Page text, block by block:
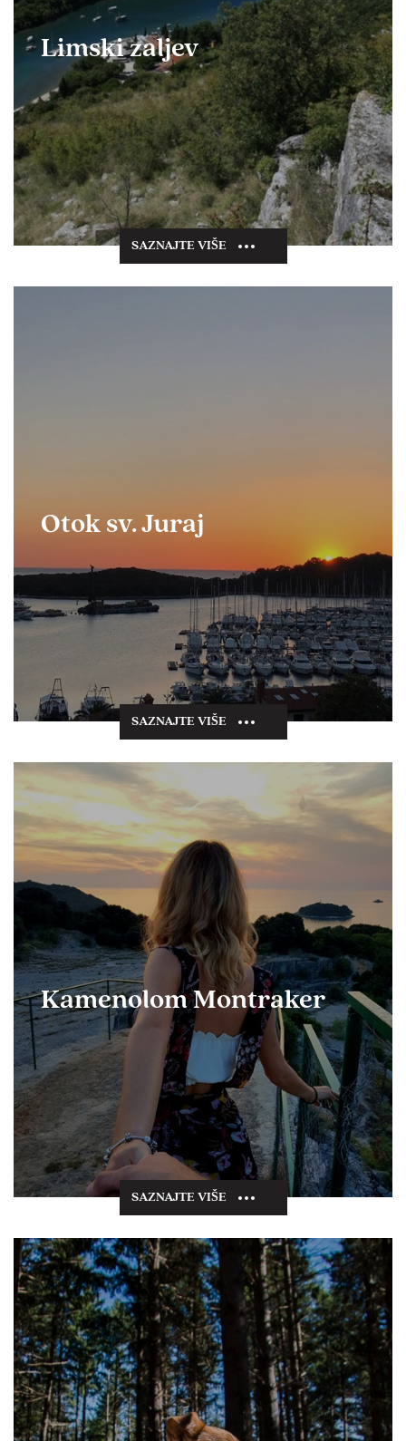
Limski zaljev
SAZNAJTE VIŠE
Otok sv. Juraj
SAZNAJTE VIŠE
Kamenolom Montraker
SAZNAJTE VIŠE